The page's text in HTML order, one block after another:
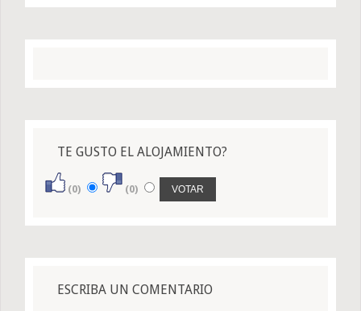
TE GUSTO EL ALOJAMIENTO?
(0) (0)
ESCRIBA UN COMENTARIO